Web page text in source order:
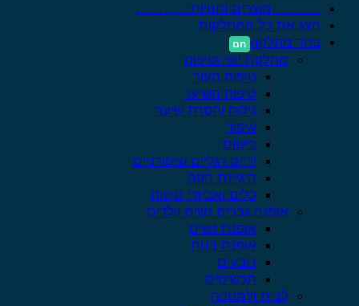
………..מוצרים וחנויות…………
הצג את כל המחלקות
בחר מחלקה
מחלקת יופי וטיפוח
טיפוח העור
טיפוח השיער
גילוח והסרת שיער
איפור
בישום
ידיים רגליים וציפורניים
היגיינת הפה
כלים ואביזרי טיפוח
אופנה גברים נשים וילדים
אופנת נשים
אופנת בנות
כובעים
תכשיטים
לבית ולמטבח